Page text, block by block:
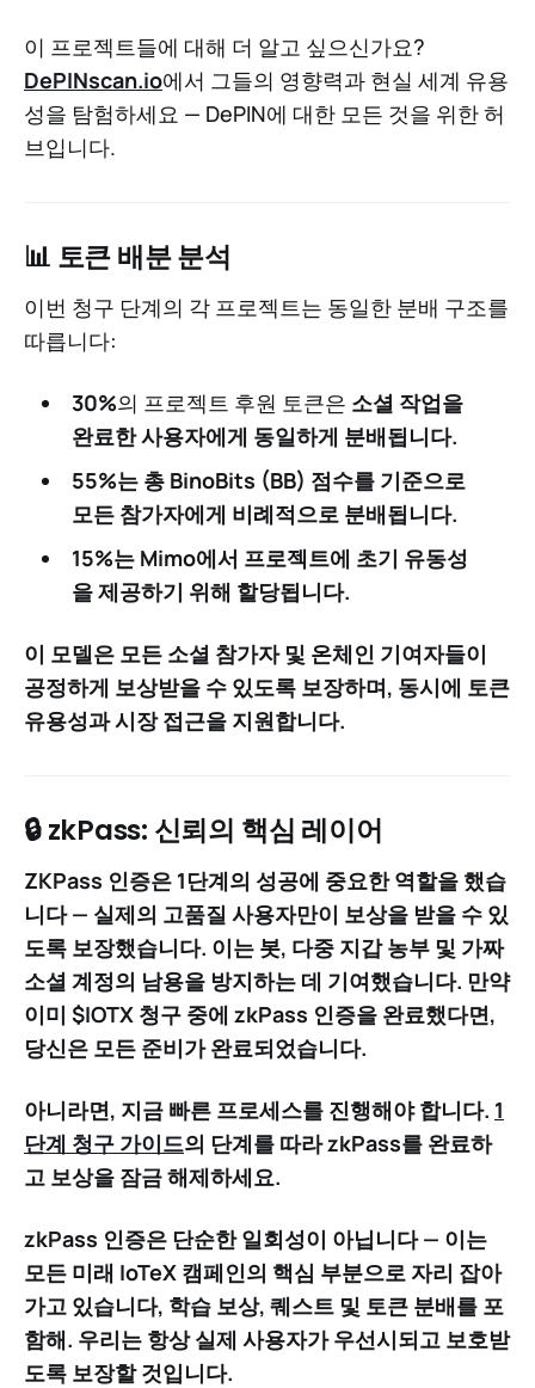
이 프로젝트들에 대해 더 알고 싶으신가요?
DePINscan.io에서 그들의 영향력과 현실 세계 유용
성을 탐험하세요 — DePIN에 대한 모든 것을 위한 허
브입니다.
📊 토큰 배분 분석
이번 청구 단계의 각 프로젝트는 동일한 분배 구조를
따릅니다:
30%의 프로젝트 후원 토큰은 소셜 작업을
완료한 사용자에게 동일하게 분배됩니다.
55%는 총 BinoBits (BB) 점수를 기준으로
모든 참가자에게 비례적으로 분배됩니다.
15%는 Mimo에서 프로젝트에 초기 유동성
을 제공하기 위해 할당됩니다.
이 모델은 모든 소셜 참가자 및 온체인 기여자들이
공정하게 보상받을 수 있도록 보장하며, 동시에 토큰
유용성과 시장 접근을 지원합니다.
🔒 zkPass: 신뢰의 핵심 레이어
ZKPass 인증은 1단계의 성공에 중요한 역할을 했습
니다 — 실제의 고품질 사용자만이 보상을 받을 수 있
도록 보장했습니다. 이는 봇, 다중 지갑 농부 및 가짜
소셜 계정의 남용을 방지하는 데 기여했습니다. 만약
이미 $IOTX 청구 중에 zkPass 인증을 완료했다면,
당신은 모든 준비가 완료되었습니다.
아니라면, 지금 빠른 프로세스를 진행해야 합니다. 1
단계 청구 가이드의 단계를 따라 zkPass를 완료하
고 보상을 잠금 해제하세요.
zkPass 인증은 단순한 일회성이 아닙니다 — 이는
모든 미래 IoTeX 캠페인의 핵심 부분으로 자리 잡아
가고 있습니다, 학습 보상, 퀘스트 및 토큰 분배를 포
함해. 우리는 항상 실제 사용자가 우선시되고 보호받
도록 보장할 것입니다.